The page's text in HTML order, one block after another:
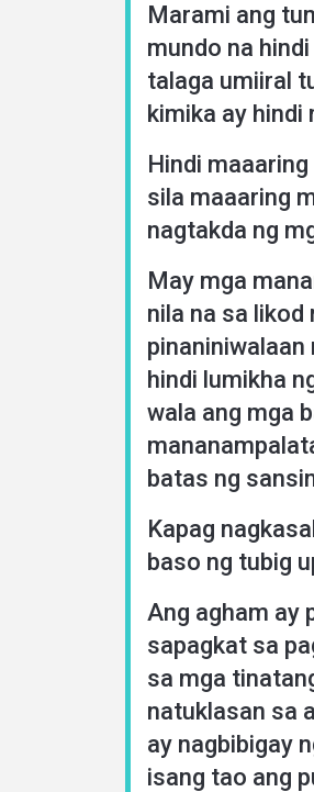
Marami ang
mundo na
talaga umiiral
kimika ay hindi
Hindi
sila maaaring
nagtakda ng
May mga
nila na sa likod
hindi lumikha
wala ang mga
batas ng
Kapag
baso ng tubig
Ang agham ay
sapagkat sa
sa mga
natuklasan sa
ay nagbibigay
isang tao ang